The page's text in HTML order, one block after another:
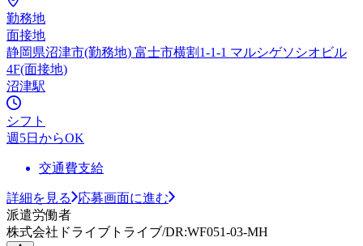
勤務地
面接地
静岡県沼津市(勤務地) 富士市横割1-1-1 マルシゲソシオビル
4F(面接地)
沼津駅
シフト
週5日からOK
交通費支給
詳細を見る
応募画面に進む
派遣労働者
株式会社ドライブトライブ/DR:WF051-03-MH